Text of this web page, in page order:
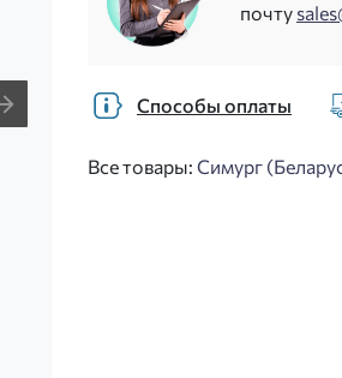
почту
Способы оплаты
Все товары: Симург